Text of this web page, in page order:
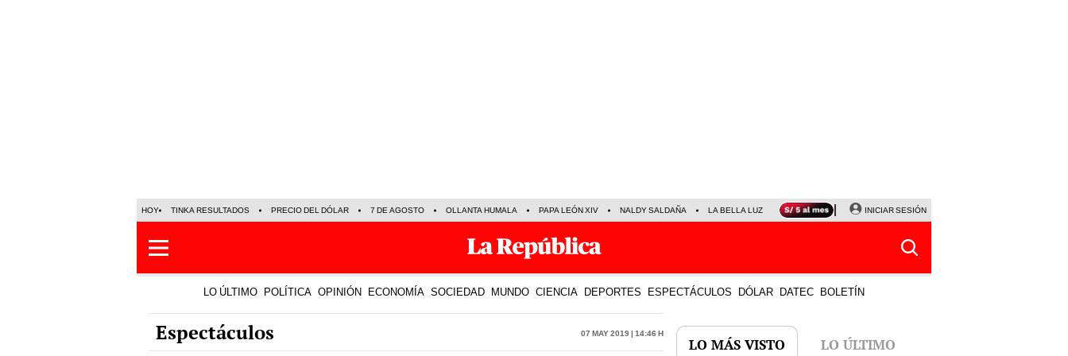
HOY TINKA RESULTADOS PRECIO DEL DÓLAR 7 DE AGOSTO OLLANTA HUMALA PAPA LEÓN XIV NALDY SALDAÑA LA BELLA LUZ MAGALY MEDINA SINUANO RESULTADOS HOY
INICIAR SESIÓN
LO ÚLTIMO POLÍTICA OPINIÓN ECONOMÍA SOCIEDAD MUNDO CIENCIA DEPORTES ESPECTÁCULOS DÓLAR DATEC BOLETÍN
Espectáculos 07 May 2019 | 14:46 h
LO MÁS VISTO LO ÚLTIMO